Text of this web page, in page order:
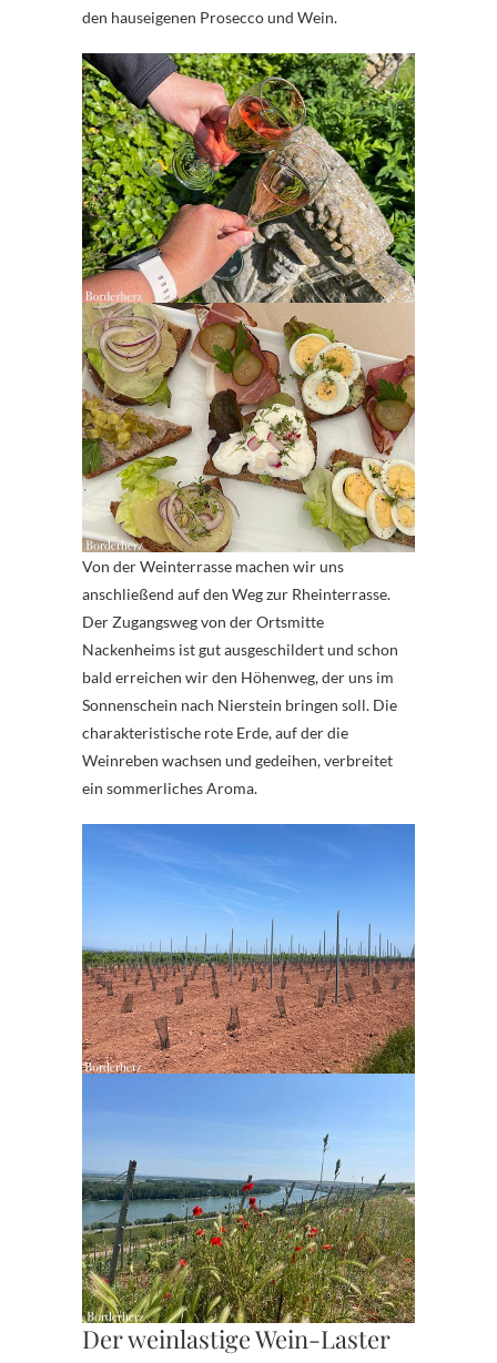
den hauseigenen Prosecco und Wein.
Von der Weinterrasse machen wir uns
anschließend auf den Weg zur Rheinterrasse.
Der Zugangsweg von der Ortsmitte
Nackenheims ist gut ausgeschildert und schon
bald erreichen wir den Höhenweg, der uns im
Sonnenschein nach Nierstein bringen soll. Die
charakteristische rote Erde, auf der die
Weinreben wachsen und gedeihen, verbreitet
ein sommerliches Aroma.
Der weinlastige Wein-Laster